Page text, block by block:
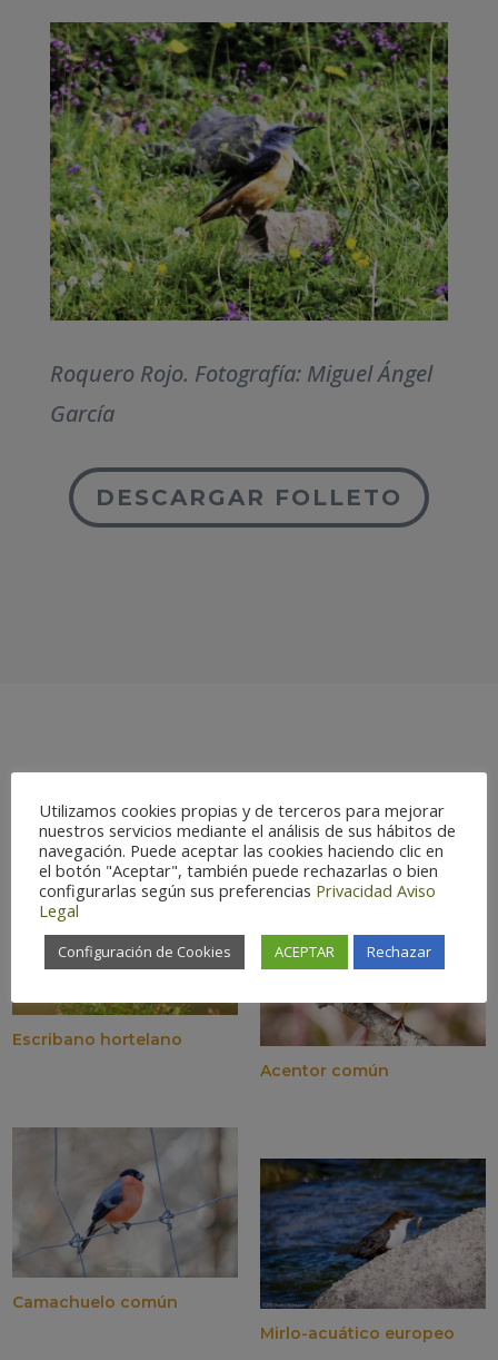
Roquero Rojo. Fotografía: Miguel Ángel
García
DESCARGAR FOLLETO
AVES
Escribano hortelano
Camachuelo común
Acentor común
Mirlo-acuático europeo
Utilizamos cookies propias y de terceros para mejorar
nuestros servicios mediante el análisis de sus hábitos de
navegación. Puede aceptar las cookies haciendo clic en
el botón "Aceptar", también puede rechazarlas o bien
configurarlas según sus preferencias Privacidad Aviso
Legal
Configuración de Cookies ACEPTAR Rechazar